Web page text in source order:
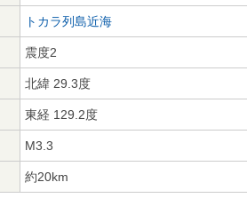
トカラ列島近海
震度2
北緯 29.3度
東経 129.2度
M3.3
約20km